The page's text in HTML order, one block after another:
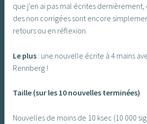
que j’en ai pas mal écrites
des non corrigées sont encore
retours ou en réflexion.
Le plus : une nouvelle écrite à 4 mains
Rennberg !
Taille (sur les 10 nouvelles terminées)
Nouvelles de moins de 10 ksec (10 000